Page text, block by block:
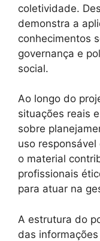
coletividade.
demonstra a
conhecimentos
governança e
social.
Ao longo do
situações reais
sobre
uso
o material
profissionais
para atuar na
A estrutura do
das